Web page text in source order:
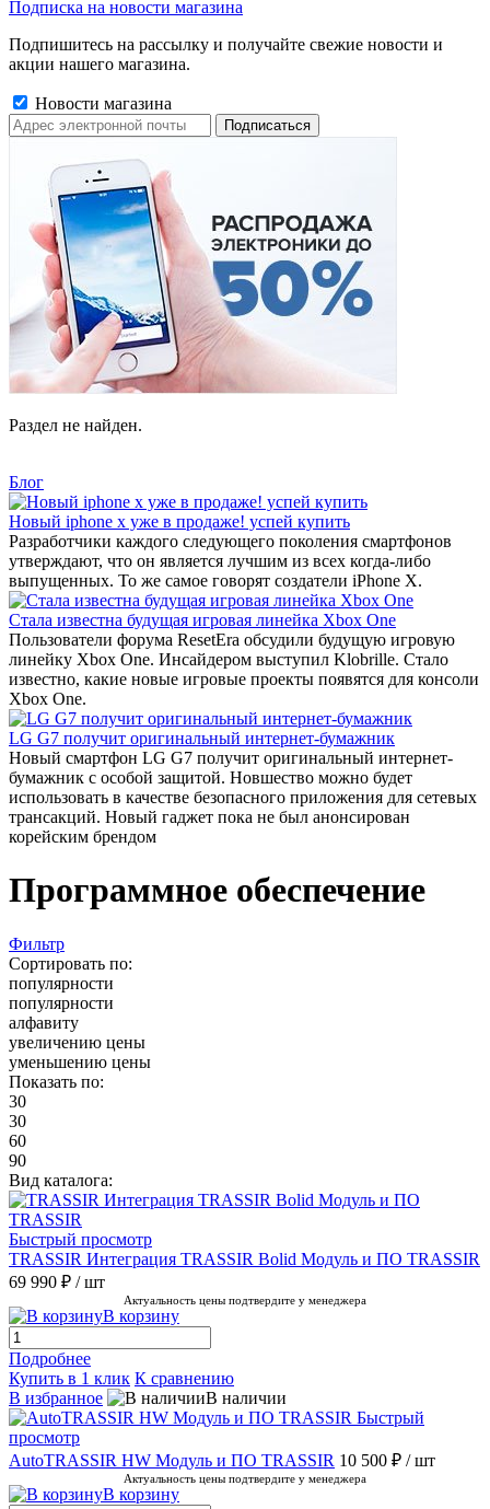
Подписка на новости магазина
Подпишитесь на рассылку и получайте свежие новости и
акции нашего магазина.
Новости магазина
Раздел не найден.
Блог
Новый iphone x уже в продаже! успей купить
Разработчики каждого следующего поколения смартфонов
утверждают, что он является лучшим из всех когда-либо
выпущенных. То же самое говорят создатели iPhone X.
Стала известна будущая игровая линейка Xbox One
Пользователи форума ResetEra обсудили будущую игровую
линейку Xbox One. Инсайдером выступил Klobrille. Стало
известно, какие новые игровые проекты появятся для консоли
Xbox One.
LG G7 получит оригинальный интернет-бумажник
Новый смартфон LG G7 получит оригинальный интернет-
бумажник с особой защитой. Новшество можно будет
использовать в качестве безопасного приложения для сетевых
трансакций. Новый гаджет пока не был анонсирован
корейским брендом
Программное обеспечение
Фильтр
Сортировать по:
популярности
популярности
алфавиту
увеличению цены
уменьшению цены
Показать по:
30
30
60
90
Вид каталога:
Быстрый просмотр
TRASSIR Интеграция TRASSIR Bolid Модуль и ПО TRASSIR
69 990 ₽ / шт
Актуальность цены подтвердите у менеджера
В корзину
Подробнее
Купить в 1 клик К сравнению
В избранное
В наличии
Быстрый
просмотр
AutoTRASSIR HW Модуль и ПО TRASSIR 10 500 ₽ / шт
Актуальность цены подтвердите у менеджера
В корзину